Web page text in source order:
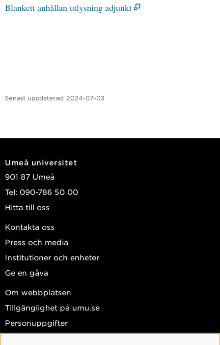
Blankett anhållan utlysning adjunkt
Senast uppdaterad: 2024-07-03
Umeå universitet
901 87 Umeå
Tel: 090-786 50 00
Hitta till oss
Kontakta oss
Press och media
Institutioner och enheter
Ge en gåva
Om webbplatsen
Tillgänglighet på umu.se
Personuppgifter